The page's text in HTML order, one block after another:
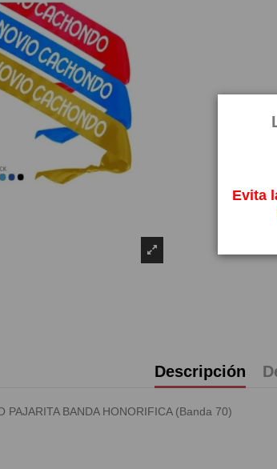
Descripción
PAJARITA BANDA HONORIFICA (Banda 70)
Evita